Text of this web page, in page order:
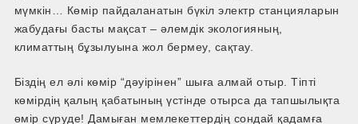
мүмкін… Көмір пайдаланатын бүкіл электр станцияларын
жабудағы басты мақсат – әлемдік экологияның,
климаттың бұзылуына жол бермеу, сақтау.
Біздің ел әлі көмір “дәуірінен” шыға алмай отыр. Тіпті
көмірдің қалың қабатының үстінде отырса да тапшылықта
өмір сүруде! Дамыған мемлекеттердің сондай қадамға